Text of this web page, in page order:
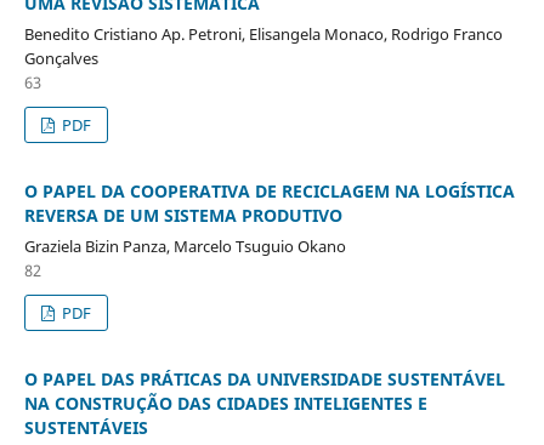
Benedito Cristiano Ap. Petroni, Elisangela Monaco, Rodrigo Franco
Gonçalves
63
PDF
O PAPEL DA COOPERATIVA DE RECICLAGEM NA LOGÍSTICA
REVERSA DE UM SISTEMA PRODUTIVO
Graziela Bizin Panza, Marcelo Tsuguio Okano
82
PDF
O PAPEL DAS PRÁTICAS DA UNIVERSIDADE SUSTENTÁVEL
NA CONSTRUÇÃO DAS CIDADES INTELIGENTES E
SUSTENTÁVEIS